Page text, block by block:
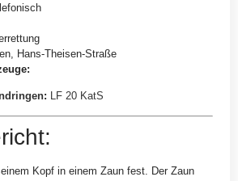
Hans-Theisen-Straße
: LF 20 KatS
Kopf in einem Zaun fest. Der Zaun